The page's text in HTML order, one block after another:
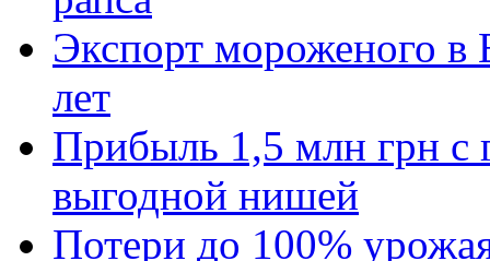
Экспорт мороженого в
лет
Прибыль 1,5 млн грн с
выгодной нишей
Потери до 100%